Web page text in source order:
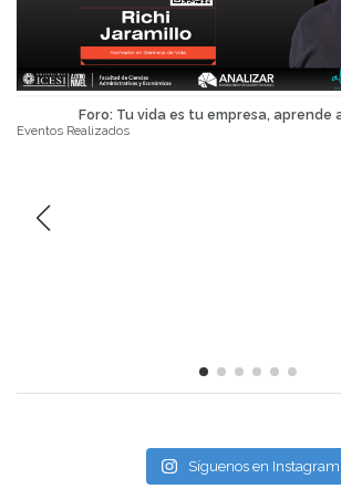
Foro: Tu vida es tu empresa, aprende
Eventos Realizados
Síguenos en Instagram